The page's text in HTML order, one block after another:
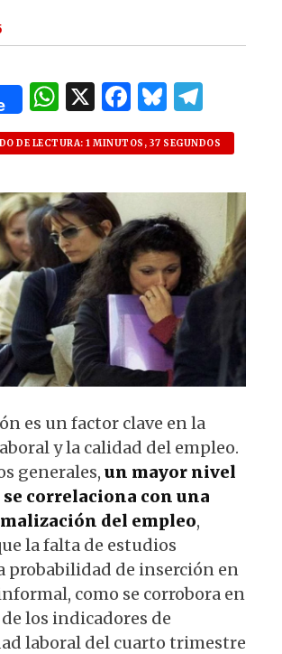
W
h
at
s
A
p
p
X F
a
c
e
b
o
o
k
B
lu
es
k
y
el
e
g
ra
m
DE LECTURA: 1 MINUTOS, 37 SEGUNDOS
es un factor clave en la
y la calidad del empleo.
generales, un mayor nivel
correlaciona con una
del empleo,
la falta de estudios
probabilidad de inserción en
como se corrobora en
los indicadores de
laboral del cuarto trimestre